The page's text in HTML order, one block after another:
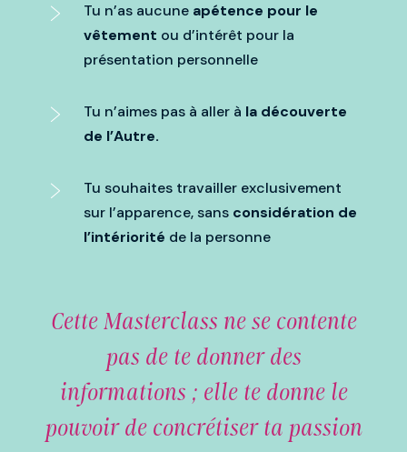
Tu n’as aucune apétence pour le
vêtement ou d’intérêt pour la
présentation personnelle
Tu n’aimes pas à aller à la découverte
de l’Autre.
Tu souhaites travailler exclusivement
sur l’apparence, sans considération de
l’intériorité de la personne
Cette Masterclass ne se contente
pas de te donner des
informations ; elle te donne le
pouvoir de concrétiser ta passion